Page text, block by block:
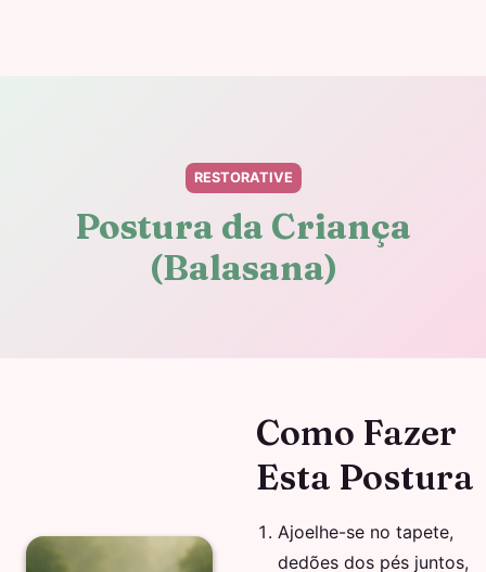
RESTORATIVE
Postura da Criança
(Balasana)
Como Fazer
Esta Postura
Ajoelhe-se no tapete,
dedões dos pés juntos,